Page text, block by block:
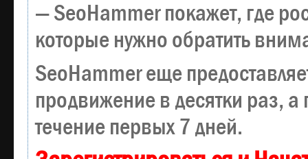
— SeoHammer покажет, где
которые нужно обратить
SeoHammer еще
продвижение в десятки раз, а
течение первых 7 дней.